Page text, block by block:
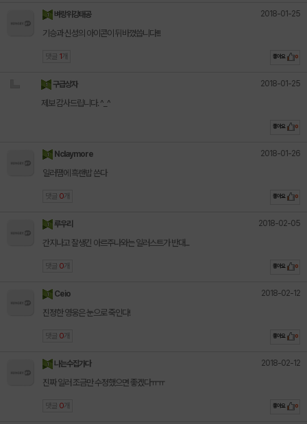
벼랑위강태공 2018-01-25
기승과 신성의 아이콘이 뒤바꼈씁니다!!!
댓글 1 개 좋아요 0
구급상자 2018-01-25
제보 감사드립니다. ^_^
좋아요 0
Nclaymore 2018-01-26
일러땜에 흑랜밥 쓴다
댓글 0 개 좋아요 0
루우리 2018-02-05
간지나고 잘생긴 아르주나와는 일러스트가 반대...
댓글 0 개 좋아요 0
Ceio 2018-02-12
진정한 영웅은 눈으로 죽인다!
댓글 0 개 좋아요 0
나는수집가다 2018-02-12
진짜 일러 조금만 수정했으면 좋겠다ㅠㅠ
댓글 0 개 좋아요 0